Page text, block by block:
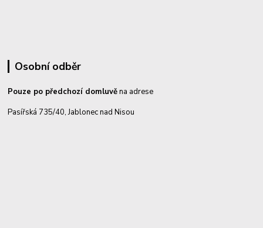
Osobní odběr
Pouze po předchozí domluvěna adrese
Pasířská 735/40, Jablonec nad Nisou